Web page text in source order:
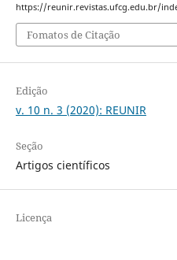
https://reunir.revistas.ufcg.edu.br/
Fomatos de Citação
Edição
v. 10 n. 3 (2020): REUNIR
Seção
Artigos científicos
Licença